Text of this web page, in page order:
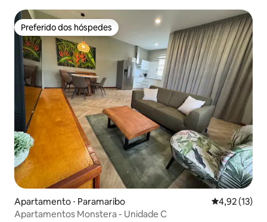
Preferido dos hóspedes
Preferido dos hóspedes
Apartamento ⋅ Paramaribo 4,92 de uma
4,92 (13)
Apartamentos Monstera - Unidade C